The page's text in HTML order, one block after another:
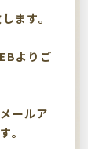
ます。
よりご
ールア
。